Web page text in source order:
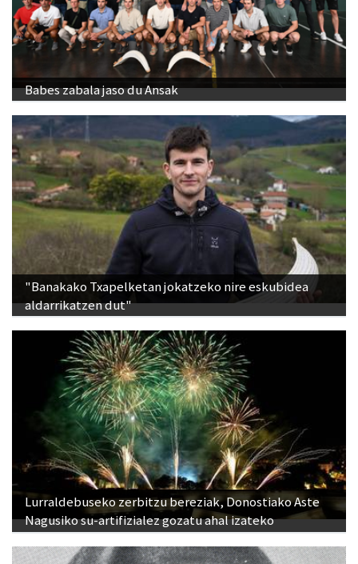
Babes zabala jaso du Ansak
"Banakako Txapelketan jokatzeko nire eskubidea
aldarrikatzen dut"
Lurraldebuseko zerbitzu bereziak, Donostiako Aste
Nagusiko su-artifizialez gozatu ahal izateko